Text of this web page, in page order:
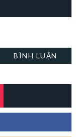
BÌNH LUẬN